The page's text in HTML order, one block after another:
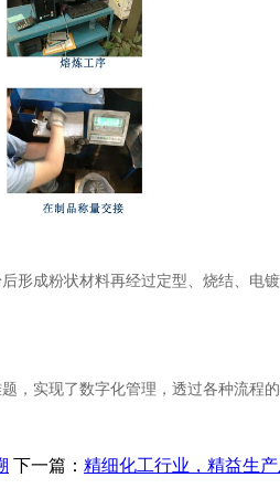
形成粉状材料再经过定型、烧结、
，实现了数字化管理，透过各种流
下一篇： 精细化工行业，精益生